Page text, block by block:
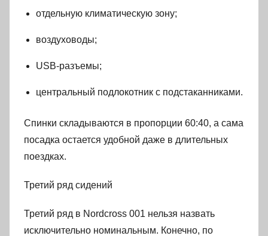
отдельную климатическую зону;
воздуховоды;
USB-разъемы;
центральный подлокотник с подстаканниками.
Спинки складываются в пропорции 60:40, а сама
посадка остается удобной даже в длительных
поездках.
Третий ряд сидений
Третий ряд в Nordcross 001 нельзя назвать
исключительно номинальным. Конечно, по